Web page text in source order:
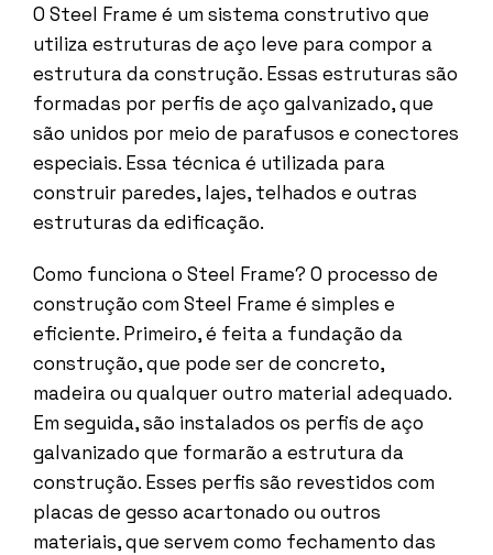
O Steel Frame é um sistema construtivo que
utiliza estruturas de aço leve para compor a
estrutura da construção. Essas estruturas são
formadas por perfis de aço galvanizado, que
são unidos por meio de parafusos e conectores
especiais. Essa técnica é utilizada para
construir paredes, lajes, telhados e outras
estruturas da edificação.
Como funciona o Steel Frame? O processo de
construção com Steel Frame é simples e
eficiente. Primeiro, é feita a fundação da
construção, que pode ser de concreto,
madeira ou qualquer outro material adequado.
Em seguida, são instalados os perfis de aço
galvanizado que formarão a estrutura da
construção. Esses perfis são revestidos com
placas de gesso acartonado ou outros
materiais, que servem como fechamento das